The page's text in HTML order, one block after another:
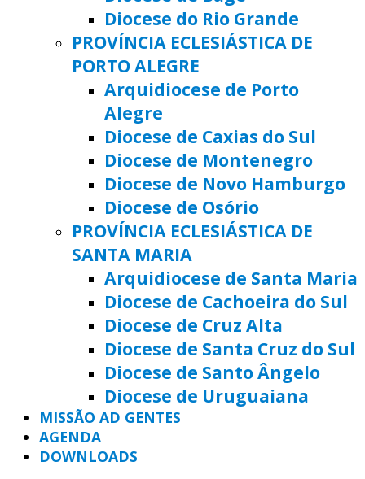
Diocese do Rio Grande
PROVÍNCIA ECLESIÁSTICA DE
PORTO ALEGRE
Arquidiocese de Porto
Alegre
Diocese de Caxias do Sul
Diocese de Montenegro
Diocese de Novo Hamburgo
Diocese de Osório
PROVÍNCIA ECLESIÁSTICA DE
SANTA MARIA
Arquidiocese de Santa Maria
Diocese de Cachoeira do Sul
Diocese de Cruz Alta
Diocese de Santa Cruz do Sul
Diocese de Santo Ângelo
Diocese de Uruguaiana
MISSÃO AD GENTES
AGENDA
DOWNLOADS